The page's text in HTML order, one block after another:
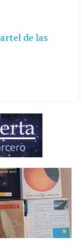
de las